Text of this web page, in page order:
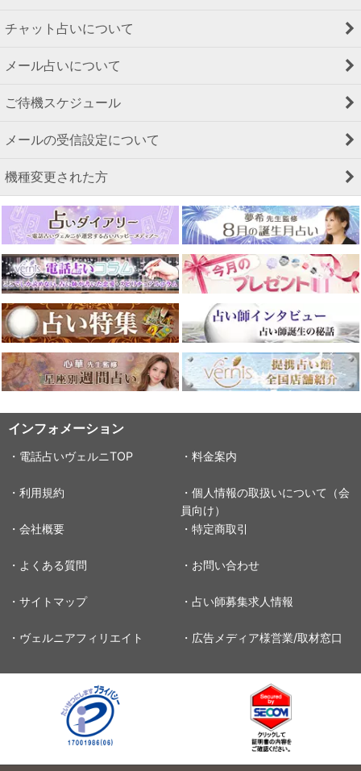
チャット占いについて
メール占いについて
ご待機スケジュール
メールの受信設定について
機種変更された方
インフォメーション
・電話占いヴェルニTOP ・料金案内
・利用規約
・個人情報の取扱いについて（会
員向け）
・会社概要
・特定商取引
・よくある質問 ・お問い合わせ
・サイトマップ ・占い師募集求人情報
・ヴェルニアフィリエイト ・広告メディア様営業/取材窓口